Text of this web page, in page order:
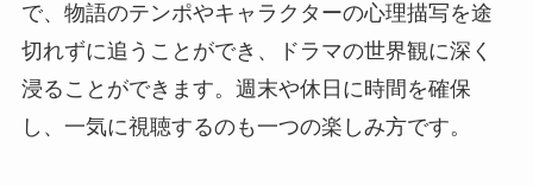
で、物語のテンポやキャラクターの心理描写を途
切れずに追うことができ、ドラマの世界観に深く
浸ることができます。週末や休日に時間を確保
し、一気に視聴するのも一つの楽しみ方です。